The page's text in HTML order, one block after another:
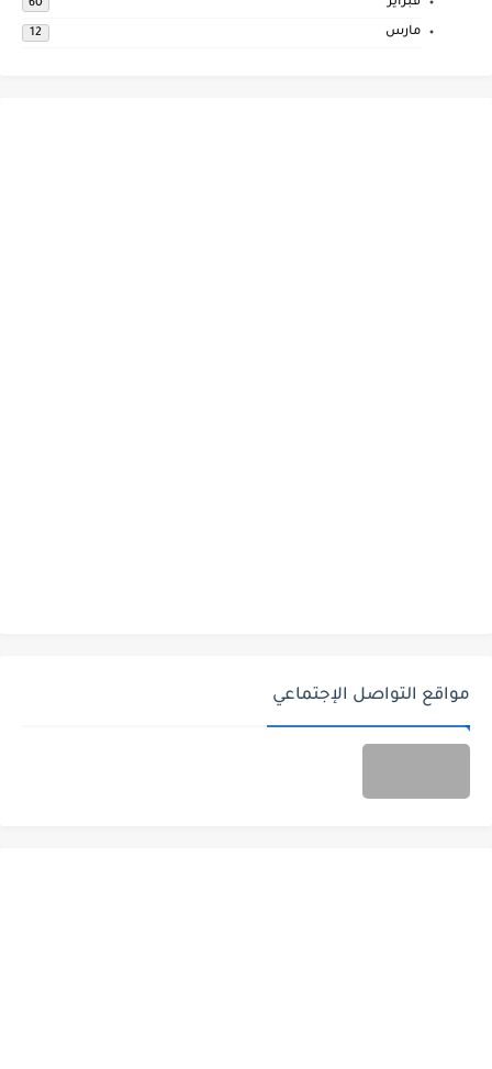
فبراير 60
مارس 12
مواقع التواصل الإجتماعي